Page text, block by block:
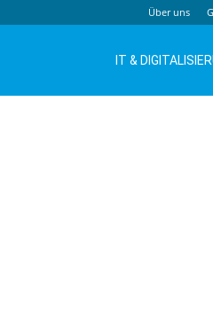
Über uns
IT &